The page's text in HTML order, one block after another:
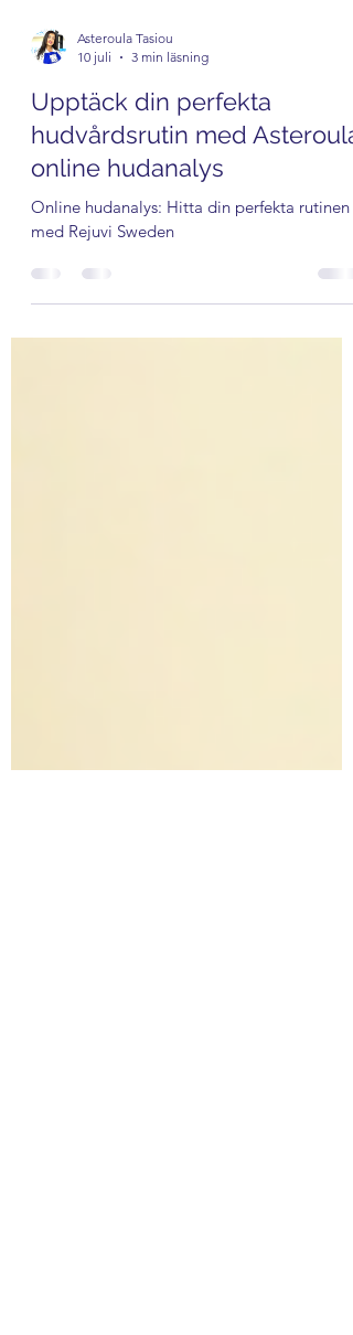
Asteroula Tasiou
10 juli
3 min läsning
Upptäck din perfekta
hudvårdsrutin med Asteroula
online hudanalys
Online hudanalys: Hitta din perfekta rutinen